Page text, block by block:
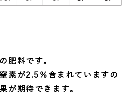
肥料です。
素が2.5％含まれていますの
が期待できます。